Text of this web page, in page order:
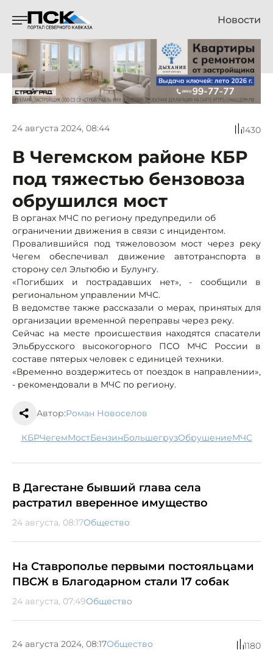
Новости
24 августа 2024, 08:44 1430
В Чегемском районе КБР
под тяжестью бензовоза
обрушился мост
В органах МЧС по региону предупредили об
ограничении движения в связи с инцидентом.
Провалившийся под тяжеловозом мост через реку
Чегем обеспечивал движение автотранспорта в
сторону сел Эльтюбю и Булунгу.
«Погибших и пострадавших нет», - сообщили в
региональном управлении МЧС.
В ведомстве также рассказали о мерах, принятых для
организации временной переправы через реку.
Сейчас на месте происшествия находятся спасатели
Эльбрусского высокогорного ПСО МЧС России в
составе пятерых человек с единицей техники.
«Временно воздержитесь от поездок в направлении»,
- рекомендовали в МЧС по региону.
Автор:Роман Новоселов
КБР Чегем мост бензин большегруз обрушение МЧС
В Дагестане бывший глава села
растратил вверенное имущество
24 августа, 08:17Общество
На Ставрополье первыми постояльцами
ПВСЖ в Благодарном стали 17 собак
24 августа, 07:49Общество
24 августа 2024, 08:17Общество 1180